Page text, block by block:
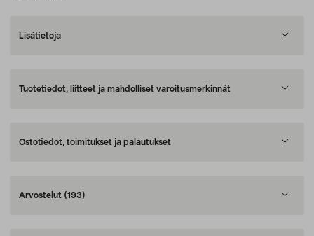
Lisätietoja
Tuotetiedot, liitteet ja mahdolliset varoitusmerkinnät
Ostotiedot, toimitukset ja palautukset
Arvostelut (193)